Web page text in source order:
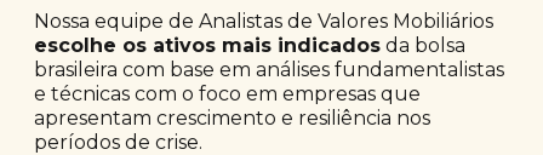
Nossa equipe de Analistas de Valores Mobiliários
escolhe os ativos mais indicados da bolsa
brasileira com base em análises fundamentalistas
e técnicas com o foco em empresas que
apresentam crescimento e resiliência nos
períodos de crise.